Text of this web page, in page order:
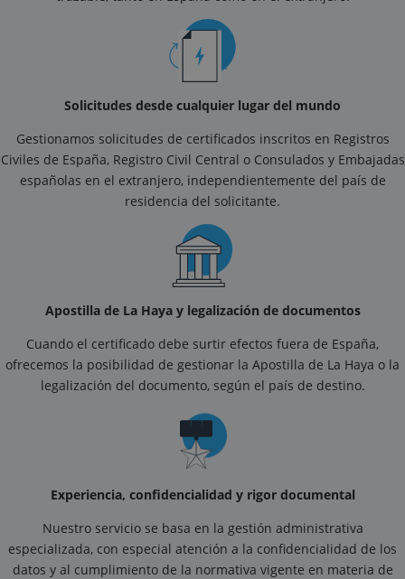
Solicitudes desde cualquier lugar del mundo
Gestionamos solicitudes de certificados inscritos en Registros
Civiles de España, Registro Civil Central o Consulados y Embajadas
españolas en el extranjero, independientemente del país de
residencia del solicitante.
Apostilla de La Haya y legalización de documentos
Cuando el certificado debe surtir efectos fuera de España,
ofrecemos la posibilidad de gestionar la Apostilla de La Haya o la
legalización del documento, según el país de destino.
Experiencia, confidencialidad y rigor documental
Nuestro servicio se basa en la gestión administrativa
especializada, con especial atención a la confidencialidad de los
datos y al cumplimiento de la normativa vigente en materia de